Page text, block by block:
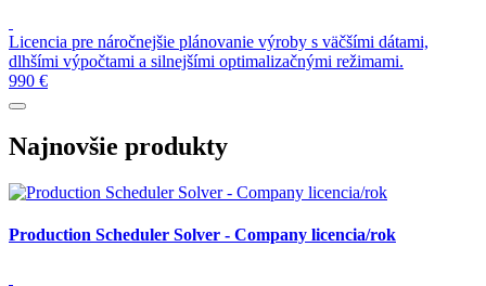
Licencia pre náročnejšie plánovanie výroby s väčšími dátami,
dlhšími výpočtami a silnejšími optimalizačnými režimami.
990 €
Najnovšie produkty
Production Scheduler Solver - Company licencia/rok